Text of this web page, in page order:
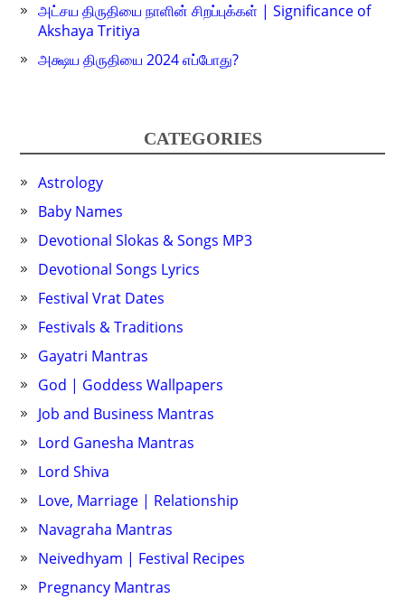
அட்சய திருதியை நாளின் சிறப்புக்கள் | Significance of
Akshaya Tritiya
அக்ஷய திருதியை 2024 எப்போது?
CATEGORIES
Astrology
Baby Names
Devotional Slokas & Songs MP3
Devotional Songs Lyrics
Festival Vrat Dates
Festivals & Traditions
Gayatri Mantras
God | Goddess Wallpapers
Job and Business Mantras
Lord Ganesha Mantras
Lord Shiva
Love, Marriage | Relationship
Navagraha Mantras
Neivedhyam | Festival Recipes
Pregnancy Mantras